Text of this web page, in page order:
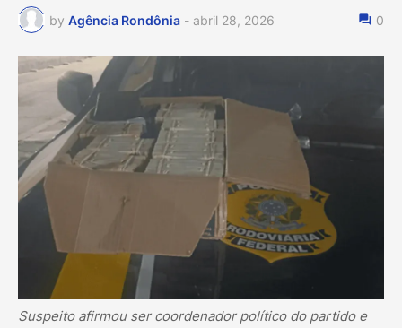
by Agência Rondônia - abril 28, 2026 0
Suspeito afirmou ser coordenador político do partido e